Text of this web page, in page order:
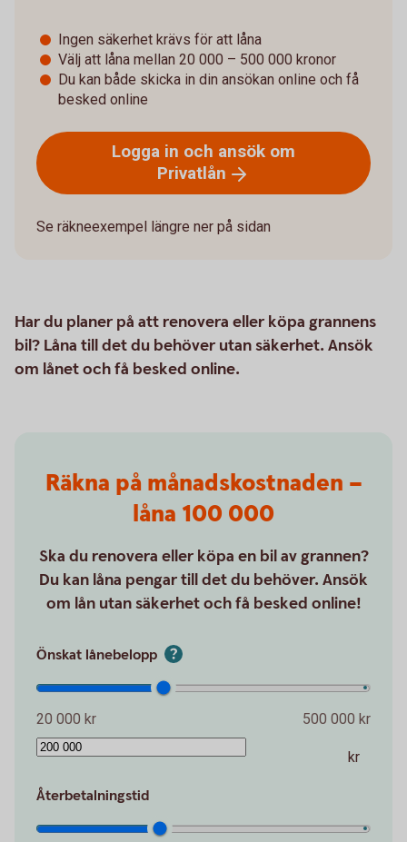
Ingen säkerhet krävs för att låna
Välj att låna mellan 20 000 – 500 000 kronor
Du kan både skicka in din ansökan online och få
besked online
Logga in och ansök om
Privatlån
Se räkneexempel längre ner på sidan
Har du planer på att renovera eller köpa grannens
bil? Låna till det du behöver utan säkerhet. Ansök
om lånet och få besked online.
Räkna på månadskostnaden –
låna 100 000
Ska du renovera eller köpa en bil av grannen?
Du kan låna pengar till det du behöver. Ansök
om lån utan säkerhet och få besked online!
Önskat lånebelopp
20 000 kr 500 000 kr
kr
Återbetalningstid